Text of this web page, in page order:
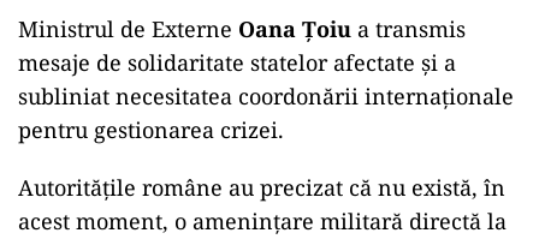
Ministrul de Externe Oana Țoiu a transmis
mesaje de solidaritate statelor afectate și a
subliniat necesitatea coordonării internaționale
pentru gestionarea crizei.
Autoritățile române au precizat că nu există, în
acest moment, o amenințare militară directă la